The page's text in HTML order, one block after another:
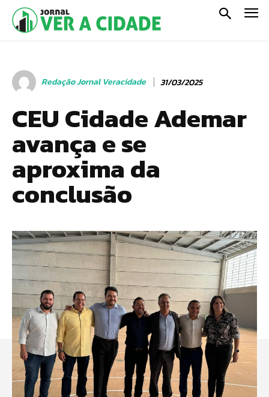
Redação Jornal Veracidade 31/03/2025
CEU Cidade Ademar
avança e se
aproxima da
conclusão